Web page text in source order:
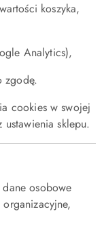
koszyka,
Analytics),
zgodę.
cookies w swojej
sklepu.
osobowe